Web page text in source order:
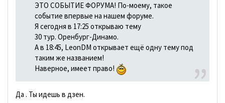
ЭТО СОБЫТИЕ ФОРУМА! По-моему, такое
событие впервые на нашем форуме.
Я сегодня в 17:25 открываю тему
30 тур. Оренбург-Динамо.
А в 18:45, LeonDM открывает ещё одну тему под
таким же названием!
Наверное, имеет право!
Да . Ты идешь в дзен.